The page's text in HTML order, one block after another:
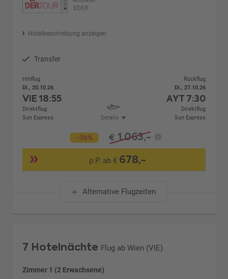
XDER
Hotelbeschreibung anzeigen
Transfer
Hinflug
Di., 20.10.26
VIE18:55
Direktflug
Sun Express
Details
Rückflug
Di., 27.10.26
AYT 7:30
Direktflug
Sun Express
-36% € 1.063,-
p.P. ab € 678,-
Alternative Flugzeiten
7 Hotelnächte Flug ab Wien (VIE)
Zimmer 1 (2 Erwachsene)